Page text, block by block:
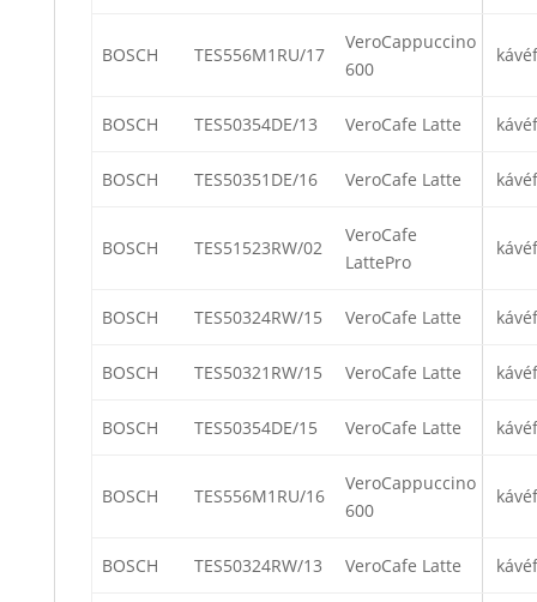
BOSCH TES556M1RU/17
VeroCappuccino
600
BOSCH TES50354DE/13 VeroCafe Latte
BOSCH TES50351DE/16 VeroCafe Latte
BOSCH TES51523RW/02
VeroCafe
LattePro
BOSCH TES50324RW/15 VeroCafe Latte
BOSCH TES50321RW/15 VeroCafe Latte
BOSCH TES50354DE/15 VeroCafe Latte
BOSCH TES556M1RU/16
VeroCappuccino
600
BOSCH TES50324RW/13 VeroCafe Latte